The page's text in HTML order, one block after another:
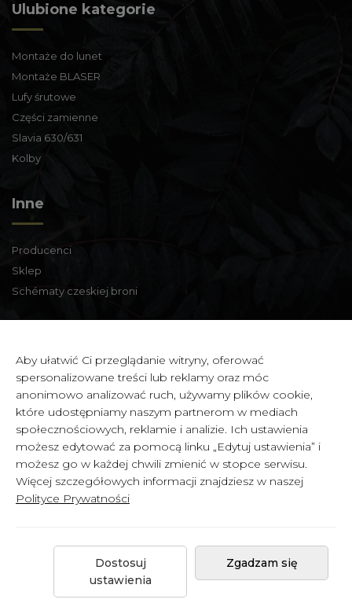
Ulubione kategorie
Montaże do lunet
Montaże BLASER
Lufy śrutowe
Części zamienne
Slavia 630/631
Kolby
Inne
Producenci
Sklep
Schématy czeskiej broni
Zbraně a střelivo Karviná
Zámecká 99,
Karviná - Fryštát,
733 01 CZECH REPUBLIC
IČ: 65900634
DIČ: CZ6358030426
Copyright © 2026 byCelowniki.cz
Aby ułatwić Ci przeglądanie witryny, oferować
spersonalizowane treści lub reklamy oraz móc
anonimowo analizować ruch, używamy plików cookie,
które udostępniamy naszym partnerom w mediach
społecznościowych, reklamie i analizie. Ich ustawienia
możesz edytować za pomocą linku „Edytuj ustawienia” i
możesz go w każdej chwili zmienić w stopce serwisu.
Więcej szczegółowych informacji znajdziesz w naszej
Polityce Prywatności
Zgadzam się
Dostosuj
ustawienia